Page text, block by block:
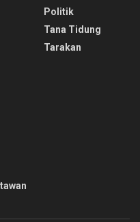
Politik
Tana Tidung
Tarakan